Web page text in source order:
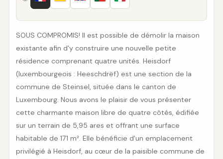
SOUS COMPROMIS! Il est possible de démolir la maison
existante afin d'y construire une nouvelle petite
résidence comprenant quatre unités. Heisdorf
(luxembourgeois : Heeschdrëf) est une section de la
commune de Steinsel, située dans le canton de
Luxembourg. Nous avons le plaisir de vous présenter
cette charmante maison libre de quatre côtés, édifiée
sur un terrain de 5,95 ares et offrant une surface
habitable de 171 m². Elle bénéficie d'un emplacement
privilégié à Heisdorf, au cœur de la paisible commune de